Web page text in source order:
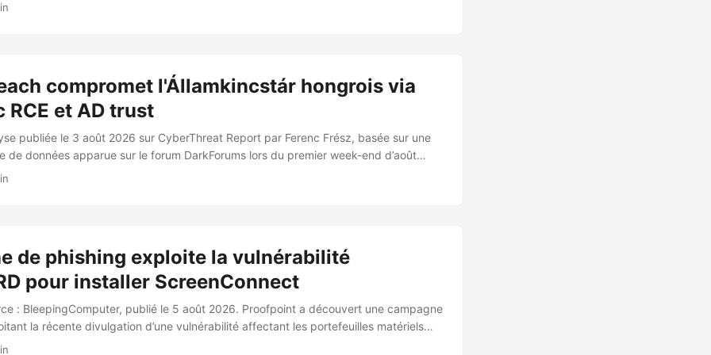
au package.json. ...
compromet l'Államkincstár hongrois via
RCE et AD trust
publiée le 3 août 2026 sur CyberThreat Report par Ferenc Frész, basée sur une
de données apparue sur le forum DarkForums lors du premier week-end d’août
The Magyar Conquest. 🎯 Cible et acteur Le groupe ByteToBreach revendique la
de phishing exploite la vulnérabilité
pour installer ScreenConnect
: BleepingComputer, publié le 5 août 2026. Proofpoint a découvert une campagne
la récente divulgation d’une vulnérabilité affectant les portefeuilles matériels
un défaut de génération de nombres aléatoires ayant conduit au vol estimé de 1